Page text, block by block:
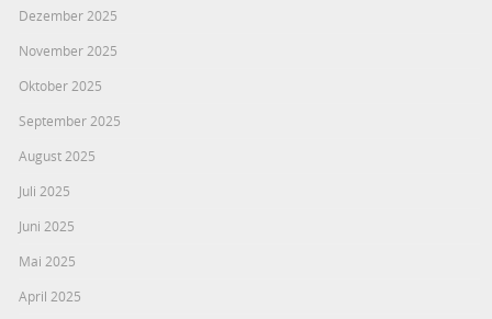
Dezember 2025
November 2025
Oktober 2025
September 2025
August 2025
Juli 2025
Juni 2025
Mai 2025
April 2025